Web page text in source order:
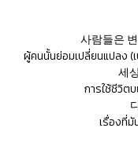
사람들은
ผู้คนนั้นย่อมเปลี่ยนแปลง (
세
การใช้ชีวิต
เรื่องที่มั